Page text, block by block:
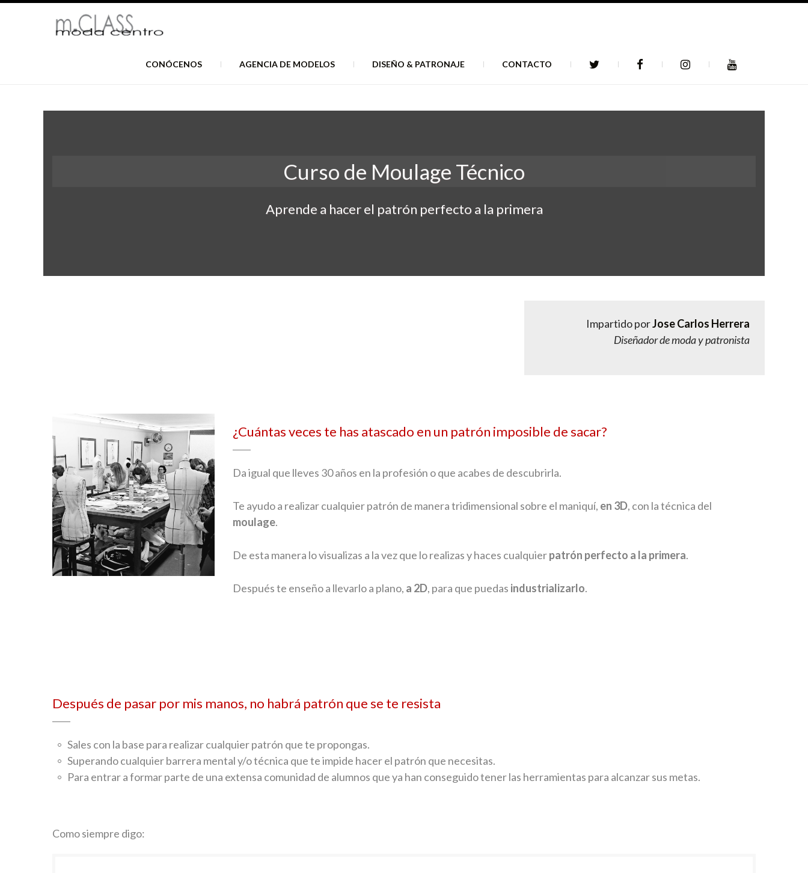
CONÓCENOS AGENCIA DE MODELOS DISEÑO & PATRONAJE CONTACTO
Curso de Moulage Técnico
Aprende a hacer el patrón perfecto a la primera
Impartido porJose Carlos Herrera
Diseñador de moda y patronista
¿Cuántas veces te has atascado en un patrón imposible de sacar?
Da igual que lleves 30 años en la profesión o que acabes de descubrirla.
Te ayudo a realizar cualquier patrón de manera tridimensional sobre el maniquí, en 3D, con la técnica del
moulage.
De esta manera lo visualizas a la vez que lo realizas y haces cualquierpatrón perfecto a la primera.
Después te enseño a llevarlo a plano, a 2D, para que puedas industrializarlo.
Después de pasar por mis manos, no habrá patrón que se te resista
Sales con la base para realizar cualquier patrón que te propongas.
Superando cualquier barrera mental y/o técnica que te impide hacer el patrón que necesitas.
Para entrar a formar parte de una extensa comunidad de alumnos que ya han conseguido tener las herramientas para alcanzar sus metas.
Como siempre digo: